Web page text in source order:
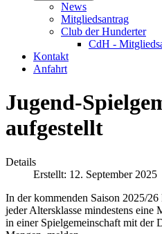
News
Mitgliedsantrag
Club der Hunderter
CdH -
Kontakt
Anfahrt
Jugend-
aufgestellt
Details
Erstellt: 12. September 2025
In der kommenden Saison 2025/
jeder Altersklasse mindestens eine
in einer Spielgemeinschaft mit der